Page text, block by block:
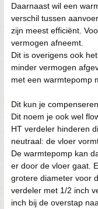
Daarnaast wil een
verschil tussen
zijn meest efficiënt.
vermogen afneemt.
Dit is overigens ook
minder vermogen
met een warmtepomp
Dit kun je
Dit noem je ook wel
HT verdeler hinderen
neutraal: de vloer
De warmtepomp kan
er door de vloer gaat.
grotere diameter voor
verdeler met 1/2 inch
inch bij de overstap